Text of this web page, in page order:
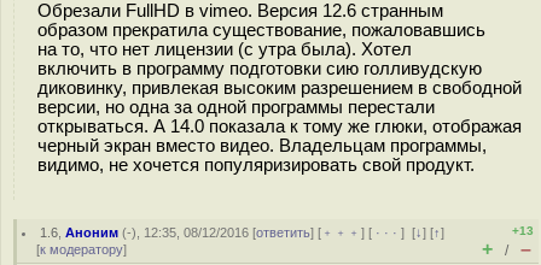
Обрезали FullHD в vimeo. Версия 12.6 странным
образом прекратила существование, пожаловавшись
на то, что нет лицензии (с утра была). Хотел
включить в программу подготовки сию голливудскую
диковинку, привлекая высоким разрешением в свободной
версии, но одна за одной программы перестали
открываться. А 14.0 показала к тому же глюки, отображая
черный экран вместо видео. Владельцам программы,
видимо, не хочется популяризировать свой продукт.
1.6 ,Аноним (-), 12:35, 08/12/2016 [ответить] [ ﹢﹢﹢] [ · · ·][↓] [↑]
[к модератору]
+13
+ / –